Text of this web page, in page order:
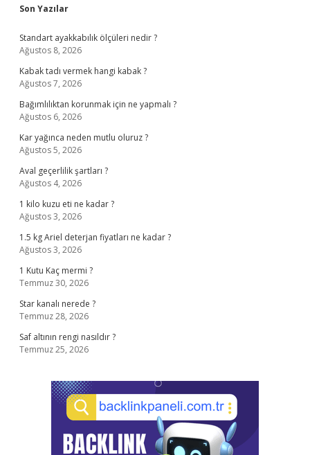
Sidebar
Son Yazılar
Standart ayakkabılık ölçüleri nedir ?
Ağustos 8, 2026
Kabak tadı vermek hangi kabak ?
Ağustos 7, 2026
Bağımlılıktan korunmak için ne yapmalı ?
Ağustos 6, 2026
Kar yağınca neden mutlu oluruz ?
Ağustos 5, 2026
Aval geçerlilik şartları ?
Ağustos 4, 2026
1 kilo kuzu eti ne kadar ?
Ağustos 3, 2026
1.5 kg Ariel deterjan fiyatları ne kadar ?
Ağustos 3, 2026
1 Kutu Kaç mermi ?
Temmuz 30, 2026
Star kanalı nerede ?
Temmuz 28, 2026
Saf altının rengi nasıldır ?
Temmuz 25, 2026